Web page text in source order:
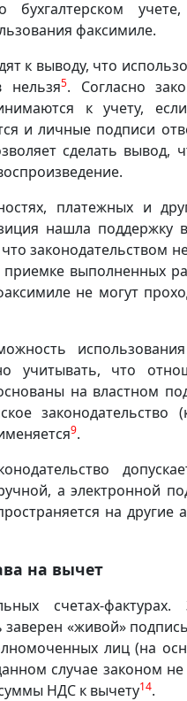
факсимиле.
к выводу, что
нельзя5. Согласно
к учету,
и личные подписи
сделать вывод,
платежных и
нашла поддержку
что законодательством
приемке выполненных
не могут
учитывать, что
на властном
законодательство
9.
а электронной
на другие
на вычет
счетах-фактурах.
«живой»
лиц (на
случае законом
НДС к вычету14.